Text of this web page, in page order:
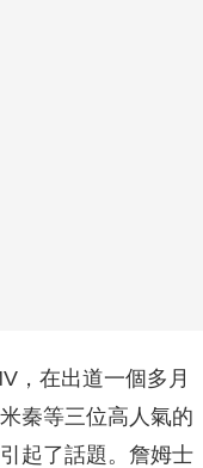
，在出道一個多月
秦等三位高人氣的
起了話題。詹姆士